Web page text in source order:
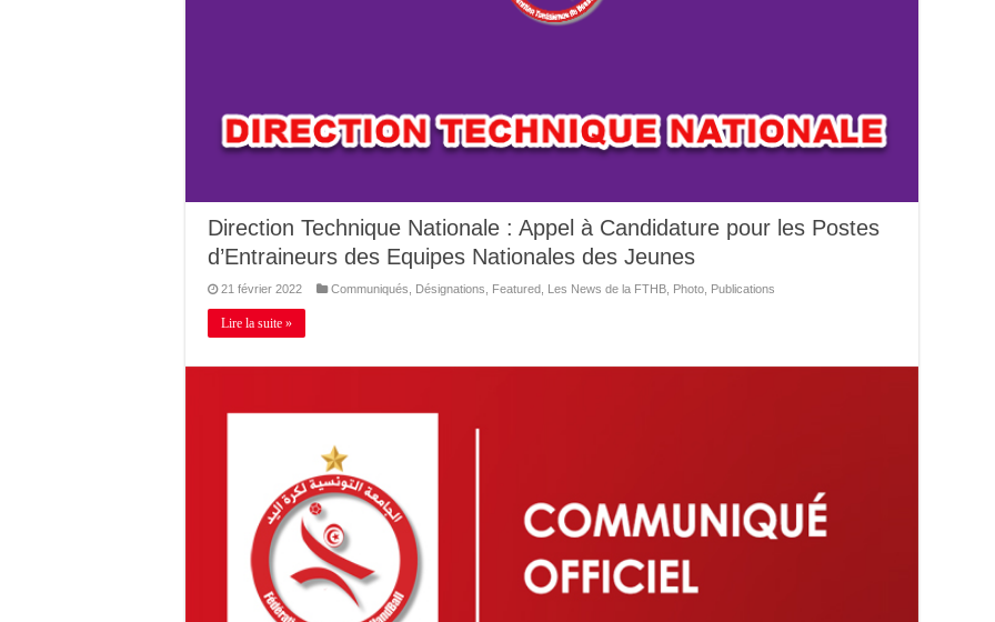
Direction Technique Nationale : Appel à Candidature pour les Postes
d’Entraineurs des Equipes Nationales des Jeunes
21 février 2022 Communiqués Désignations Featured Les News de la FTHB Photo Publications
Lire la suite »